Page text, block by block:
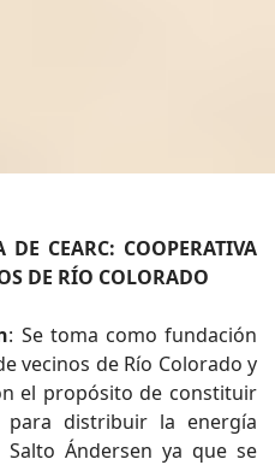
CEARC: COOPERATIVA
DE RÍO COLORADO
: Se toma como fundación
vecinos de Río Colorado y
el propósito de constituir
distribuir la energía
Ándersen ya que se